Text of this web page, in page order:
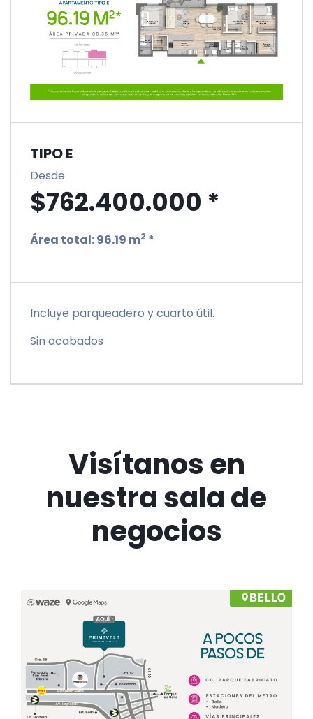
TIPO E
Desde
$762.400.000 *
Área total:96.19 m2 *
Incluye parqueadero y cuarto útil.
Sin acabados
Visítanos en
nuestra sala de
negocios